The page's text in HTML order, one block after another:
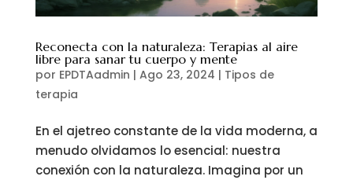
Reconecta con la naturaleza: Terapias al aire
libre para sanar tu cuerpo y mente
por EPDTAadmin | Ago 23, 2024 | Tipos de
terapia
En el ajetreo constante de la vida moderna, a
menudo olvidamos lo esencial: nuestra
conexión con la naturaleza. Imagina por un